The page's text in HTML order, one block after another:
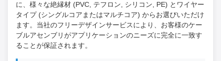
に、様々な絶縁材 (PVC, テフロン, シリコン, PE) とワイヤー
タイプ (シングルコアまたはマルチコア) からお選びいただけ
ます。当社のフリーデザインサービスにより、お客様のケー
ブルアセンブリがアプリケーションのニーズに完全に一致す
ることが保証されます。